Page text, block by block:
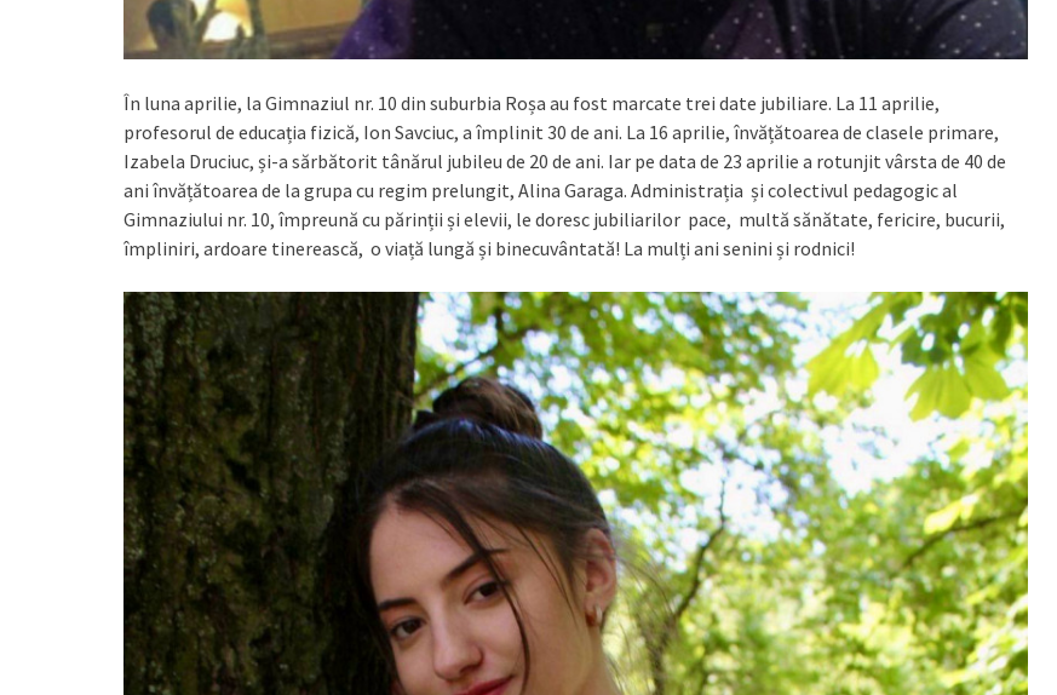
În luna aprilie, la Gimnaziul nr. 10 din suburbia Roșa au fost marcate trei date jubiliare. La 11 aprilie,
profesorul de educația fizică, Ion Savciuc, a împlinit 30 de ani. La 16 aprilie, învățătoarea de clasele primare,
Izabela Druciuc, și-a sărbătorit tânărul jubileu de 20 de ani. Iar pe data de 23 aprilie a rotunjit vârsta de 40 de
ani învățătoarea de la grupa cu regim prelungit, Alina Garaga. Administrația și colectivul pedagogic al
Gimnaziului nr. 10, împreună cu părinții și elevii, le doresc jubiliarilor pace, multă sănătate, fericire, bucurii,
împliniri, ardoare tinerească, o viață lungă și binecuvântată! La mulți ani senini și rodnici!